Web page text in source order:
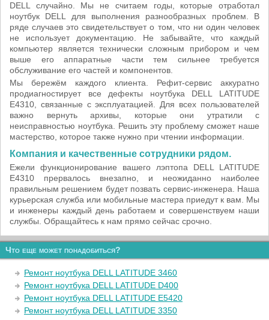
DELL случайно. Мы не считаем годы, которые отработал
ноутбук DELL для выполнения разнообразных проблем. В
ряде случаев это свидетельствует о том, что ни один человек
не использует документацию. Не забывайте, что каждый
компьютер является технически сложным прибором и чем
выше его аппаратные части тем сильнее требуется
обслуживание его частей и компонентов.
Мы бережём каждого клиента. Рефит-сервис аккуратно
продиагностирует все дефекты ноутбука DELL LATITUDE
E4310, связанные с эксплуатацией. Для всех пользователей
важно вернуть архивы, которые они утратили с
неисправностью ноутбука. Решить эту проблему сможет наше
мастерство, которое также нужно при чтении информации.
Компания и качественные сотрудники рядом.
Ежели функционирование вашего лэптопа DELL LATITUDE
E4310 прервалось внезапно, и неожиданно наиболее
правильным решением будет позвать сервис-инженера. Наша
курьерская служба или мобильные мастера приедут к вам. Мы
и инженеры каждый день работаем и совершенствуем наши
службы. Обращайтесь к нам прямо сейчас срочно.
Что еще может понадобиться?
Ремонт ноутбука DELL LATITUDE 3460
Ремонт ноутбука DELL LATITUDE D400
Ремонт ноутбука DELL LATITUDE E5420
Ремонт ноутбука DELL LATITUDE 3350